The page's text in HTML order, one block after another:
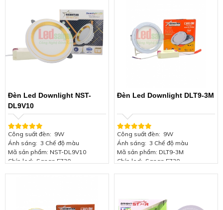
Hiệu suất phát quang: 85Lm/W
Điện áp: 85-165V/50Hz
Chứng nhận: ISO 9001:2015
Bảo hành: 2 năm
Điện áp: 85-165V/50Hz
Chứng nhận: ISO 9001:2015
Bảo hành: 2 năm
Đèn Led Downlight NST-
DL9V10
Công suất đèn: 9W
Ánh sáng: 3 Chế độ màu
Mã sản phẩm: NST-DL9V10
Chíp led: Sanan 5730
Hiệu suất phát quang: 85Lm/W
Đèn Led Downlight DLT9-3M
Công suất đèn: 9W
Ánh sáng: 3 Chế độ màu
Mã sản phẩm: DLT9-3M
Chíp led: Sanan 5730
Hiệu suất phát quang: 85Lm/W